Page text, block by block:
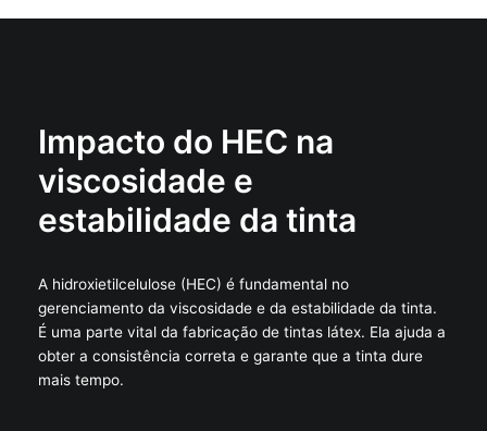
Impacto do HEC na
viscosidade e
estabilidade da tinta
A hidroxietilcelulose (HEC) é fundamental no
gerenciamento da viscosidade e da estabilidade da tinta.
É uma parte vital da fabricação de tintas látex. Ela ajuda a
obter a consistência correta e garante que a tinta dure
mais tempo.